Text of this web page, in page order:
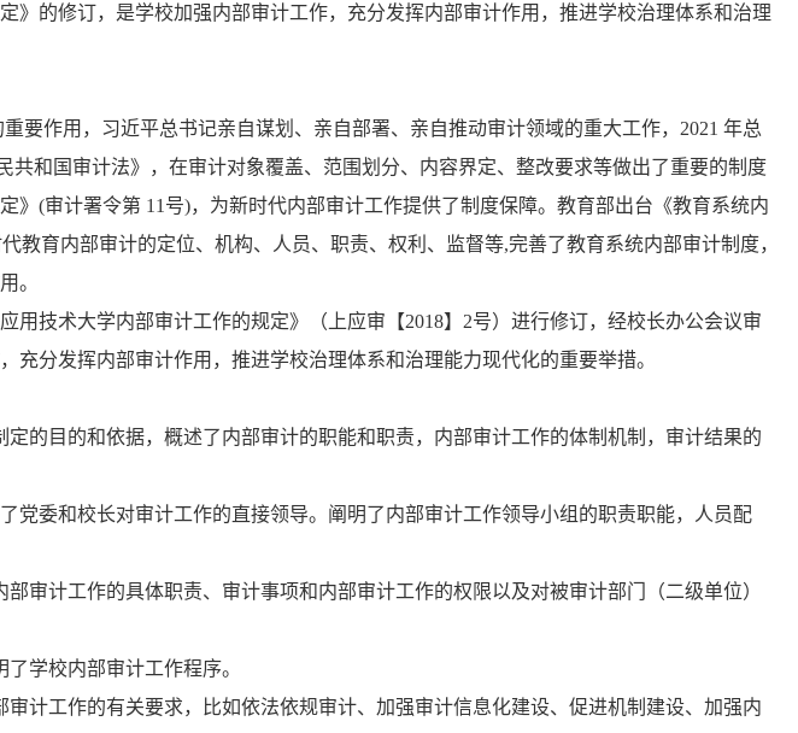
》的修订，是学校加强内部审计工作，充分发挥内部审计作用，推进学校治理体系和治理
要作用，习近平总书记亲自谋划、亲自部署、亲自推动审计领域的重大工作，2021 年总
共和国审计法》，在审计对象覆盖、范围划分、内容界定、整改要求等做出了重要的制度
》(审计署令第 11号)，为新时代内部审计工作提供了制度保障。教育部出台《教育系统内
教育内部审计的定位、机构、人员、职责、权利、监督等,完善了教育系统内部审计制度，
。
用技术大学内部审计工作的规定》（上应审【2018】2号）进行修订，经校长办公会议审
充分发挥内部审计作用，推进学校治理体系和治理能力现代化的重要举措。
定的目的和依据，概述了内部审计的职能和职责，内部审计工作的体制机制，审计结果的
党委和校长对审计工作的直接领导。阐明了内部审计工作领导小组的职责职能，人员配
部审计工作的具体职责、审计事项和内部审计工作的权限以及对被审计部门（二级单位）
了学校内部审计工作程序。
审计工作的有关要求，比如依法依规审计、加强审计信息化建设、促进机制建设、加强内